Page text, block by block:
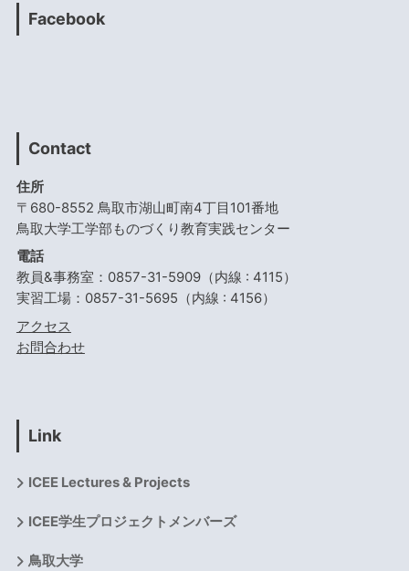
Facebook
Contact
住所
〒680-8552 鳥取市湖山町南4丁目101番地
鳥取大学工学部ものづくり教育実践センター
電話
教員&事務室：0857-31-5909（内線 : 4115）
実習工場：0857-31-5695（内線 : 4156）
アクセス
お問合わせ
Link
ICEE Lectures & Projects
ICEE学生プロジェクトメンバーズ
鳥取大学